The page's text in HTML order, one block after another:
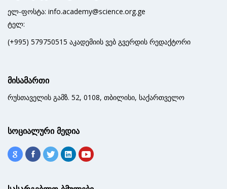
ელ-ფოსტა: info.academy@science.org.ge
ტელ:
(+995) 579750515 აკადემიის ვებ გვერდის რედაქტორი
მისამართი
რუსთაველის გამზ. 52, 0108, თბილისი, საქართველო
სოციალური მედია